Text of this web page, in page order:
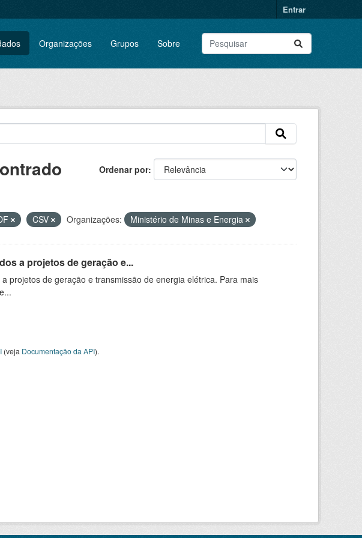
Entrar
Organizações Grupos Sobre
Ordenar por
CSV Organizações: Ministério de Minas e Energia
a projetos de geração e...
projetos de geração e transmissão de energia elétrica. Para mais
(veja Documentação da API).